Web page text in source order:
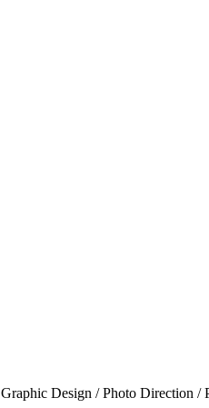
Graphic Design /Photo Direction /